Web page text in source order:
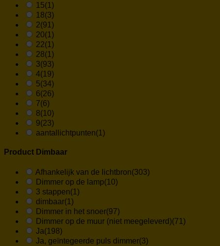
15(1)
18(3)
2(91)
20(1)
22(1)
28(1)
3(93)
4(19)
5(34)
6(26)
7(6)
8(10)
9(23)
aantallichtpunten(1)
Product Dimbaar
Afhankelijk van de lichtbron(303)
Dimmer op de lamp(10)
3 stappen(1)
dimbaar(1)
Dimmer in het snoer(97)
Dimmer op de muur (niet meegeleverd)(71)
Ja(198)
Ja, geïntegeerde puls dimmer(3)